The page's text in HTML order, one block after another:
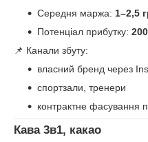
Середня маржа: 1–2,5
Потенціал прибутку:
📌 Канали збуту:
власний бренд через
спортзали, тренери
контрактне фасування
Кава 3в1, какао